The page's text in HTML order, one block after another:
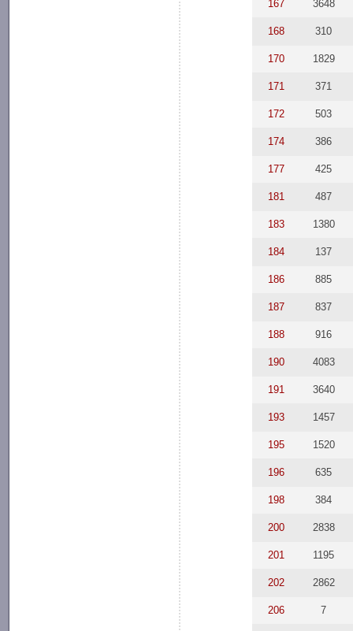
167 3648
168 310
170 1829
171 371
172 503
174 386
177 425
181 487
183 1380
184 137
186 885
187 837
188 916
190 4083
191 3640
193 1457
195 1520
196 635
198 384
200 2838
201 1195
202 2862
206 7